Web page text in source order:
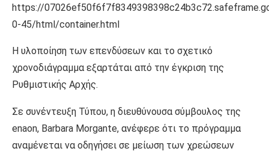
https://
0-45/html/container.html
Η υλοποίηση των επενδύσεων και το σχετικό
χρονοδιάγραμμα εξαρτάται από την έγκριση της
Ρυθμιστικής Αρχής.
Σε συνέντευξη Τύπου, η διευθύνουσα σύμβουλος της
enaon, Barbara Morgante, ανέφερε ότι το πρόγραμμα
αναμένεται να οδηγήσει σε μείωση των χρεώσεων